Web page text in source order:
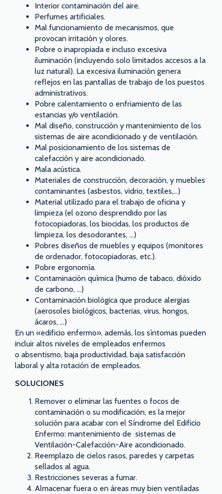
Interior contaminación del aire.
Perfumes artificiales.
Mal funcionamiento de mecanismos, que
provocan irritación y olores.
Pobre o inapropiada e incluso excesiva
iluminación (incluyendo solo limitados accesos a la
luz natural). La excesiva iluminación genera
reflejos en las pantallas de trabajo de los puestos
administrativos.
Pobre calentamiento o enfriamiento de las
estancias y/o ventilación.
Mal diseño, construcción y mantenimiento de los
sistemas de aire acondicionado y de ventilación.
Mal posicionamiento de los sistemas de
calefacción y aire acondicionado.
Mala acústica.
Materiales de construcción, decoración, y muebles
contaminantes (asbestos, vidrio, textiles,…)
Material utilizado para el trabajo de oficina y
limpieza (el ozono desprendido por las
fotocopiadoras, los biocidas, los productos de
limpieza, los desodorantes, …)
Pobres diseños de muebles y equipos (monitores
de ordenador, fotocopiadoras, etc.).
Pobre ergonomía.
Contaminación química (humo de tabaco, dióxido
de carbono, …)
Contaminación biológica que produce alergias
(aerosoles biológicos, bacterias, virus, hongos,
ácaros, …)
En un «edificio enfermo», además, los síntomas pueden
incluir altos niveles de empleados enfermos
o absentismo, baja productividad, baja satisfacción
laboral y alta rotación de empleados.
SOLUCIONES
Remover o eliminar las fuentes o focos de
contaminación o su modificación, es la mejor
solución para acabar con el Síndrome del Edificio
Enfermo: mantenimiento de sistemas de
Ventilación-Calefacción-Aire acondicionado.
Reemplazo de cielos rasos, paredes y carpetas
sellados al agua.
Restricciones severas a fumar.
Almacenar fuera o en áreas muy bien ventiladas